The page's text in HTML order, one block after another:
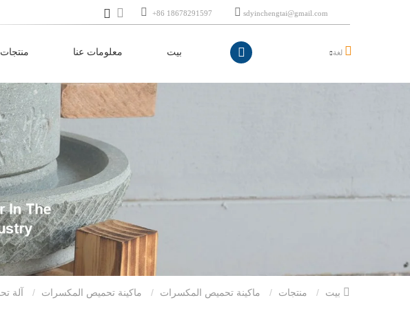
بيت معلومات عنا منتجات
sdyinchengtai@gmail.com
+86 18678291597
لغة
منتجات ماكينة تحميص المكسرات ماكينة تحميص المكسرات